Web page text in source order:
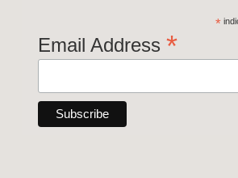
*
Email Address *